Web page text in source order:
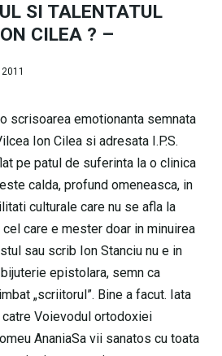
SI TALENTATUL
CILEA ? –
scrisoarea emotionanta semnata
Ion Cilea si adresata I.P.S.
pe patul de suferinta la o clinica
calda, profund omeneasca, in
culturale care nu se afla la
care e mester doar in minuirea
sau scrib Ion Stanciu nu e in
epistolara, semn ca
„scriitorul”. Bine a facut. Iata
Voievodul ortodoxiei
AnaniaSa vii sanatos cu toata